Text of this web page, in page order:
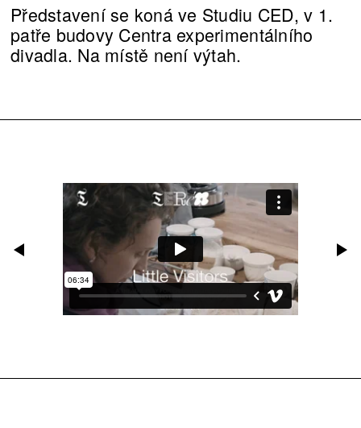
Představení se koná ve Studiu CED, v 1.
patře budovy Centra experimentálního
divadla. Na místě není výtah.